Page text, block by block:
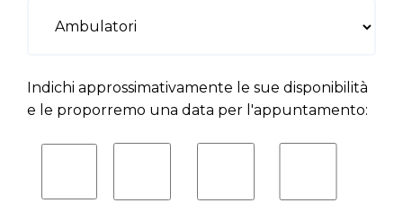
Indichi approssimativamente le sue disponibilità
e le proporremo una data per l'appuntamento: